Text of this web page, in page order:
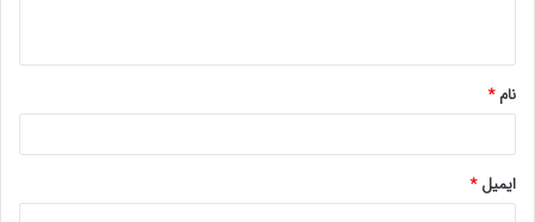
*
نام*
ایمیل*